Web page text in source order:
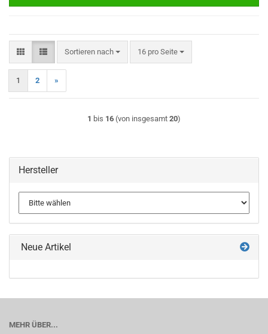
Sortieren nach
Sortieren nach 16 pro Seite
pro Seite
1 2 »
1 bis 16 (von insgesamt 20)
Hersteller
Neue Artikel
MEHR ÜBER...